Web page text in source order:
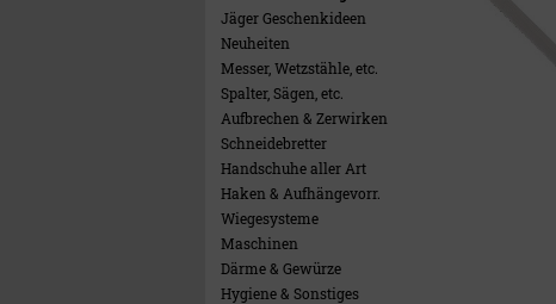
Jäger Geschenkideen
Neuheiten
Messer, Wetzstähle, etc.
Spalter, Sägen, etc.
Aufbrechen & Zerwirken
Schneidebretter
Handschuhe aller Art
Haken & Aufhängevorr.
Wiegesysteme
Maschinen
Därme & Gewürze
Hygiene & Sonstiges